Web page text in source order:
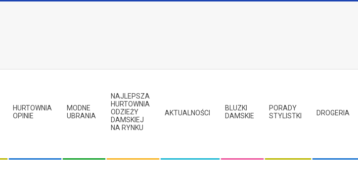
HURTOWNIA
OPINIE
MODNE
UBRANIA
NAJLEPSZA
HURTOWNIA
ODZIEŻY
DAMSKIEJ
NA RYNKU
AKTUALNOŚCI
BLUZKI
DAMSKIE
PORADY
STYLISTKI
DROGERIA